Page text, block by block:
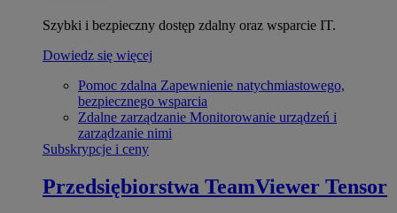
Szybki i bezpieczny dostęp zdalny oraz wsparcie IT.
Dowiedz się więcej
Pomoc zdalna Zapewnienie natychmiastowego,
bezpiecznego wsparcia
Zdalne zarządzanie Monitorowanie urządzeń i
zarządzanie nimi
Subskrypcje i ceny
Przedsiębiorstwa TeamViewer Tensor